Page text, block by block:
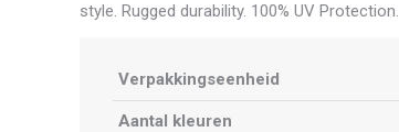
style. Rugged durability. 100% UV Protection.
Verpakkingseenheid
Aantal kleuren